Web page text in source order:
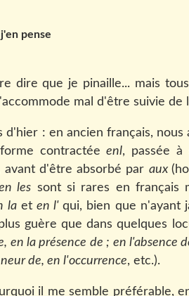
pense
dire que je pinaille... mais
mal d'être suivie de
d'hier : en ancien français, nous
contractéeenl, passée à
avant d'être absorbé par aux
les sont si rares en français
laet en l'qui, bien que n'ayant
guère que dans quelques
en la présence de ; en l'absence
de, en l'occurrence, etc.).
il me semble préférable,